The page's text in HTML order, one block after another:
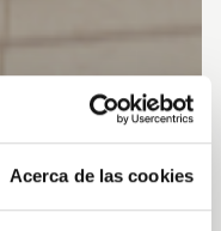
Acerca de las cookies